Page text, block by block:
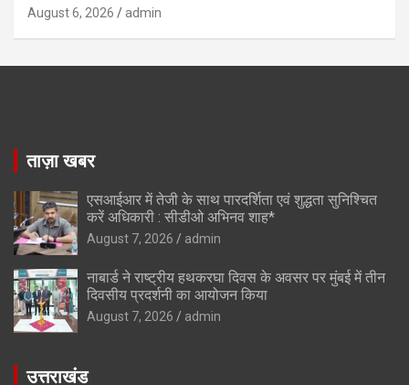
August 6, 2026 admin
ताज़ा खबर
एसआईआर में तेजी के साथ पारदर्शिता एवं शुद्धता सुनिश्चित
करें अधिकारी : सीडीओ अभिनव शाह*
August 7, 2026 admin
नाबार्ड ने राष्ट्रीय हथकरघा दिवस के अवसर पर मुंबई में तीन
दिवसीय प्रदर्शनी का आयोजन किया
August 7, 2026 admin
उत्तराखंड